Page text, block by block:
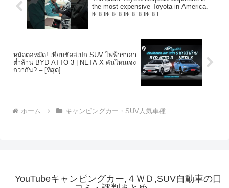
the most expensive Toyota in America.
💵💵💵💵💵💵💵💵💵💵
หมัดต่อหมัด! เทียบชัดสเปก SUV ไฟฟ้าราคา
ต่ำล้าน BYD ATTO 3 | NETA X คันไหนเจ๋ง
กว่ากัน? – [ที่สุด]
ホーム キャンピングカー・SUV人気車種
YouTubeキャンピングカー,４ＷＤ,SUV自動車の口